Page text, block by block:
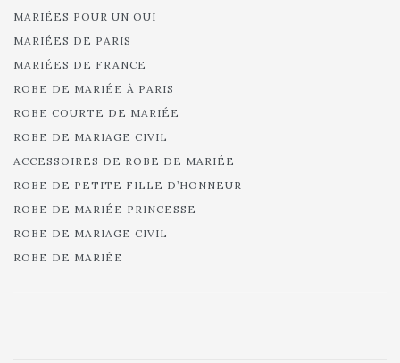
MARIÉES POUR UN OUI
MARIÉES DE PARIS
MARIÉES DE FRANCE
ROBE DE MARIÉE À PARIS
ROBE COURTE DE MARIÉE
ROBE DE MARIAGE CIVIL
ACCESSOIRES DE ROBE DE MARIÉE
ROBE DE PETITE FILLE D’HONNEUR
ROBE DE MARIÉE PRINCESSE
ROBE DE MARIAGE CIVIL
ROBE DE MARIÉE